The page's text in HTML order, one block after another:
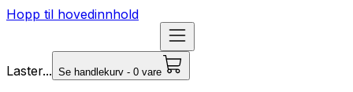
Hopp til hovedinnhold
Laster... Se handlekurv - 0 vare